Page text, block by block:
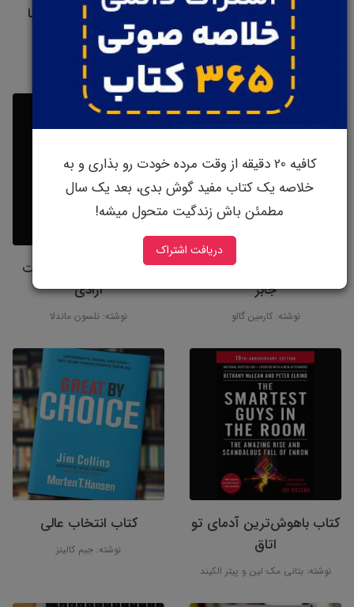
کتاب استراتژی خوب،
استراتژی بد
نوشته: ریچارد روملت
کتاب شغل مناسب شما
نوشته: پاول تایگر
کتاب رازهای سخنرانی استیو
جابز
نوشته: کارمین گالو
کتاب راه طولانی به سمت
آزادی
نوشته: نلسون ماندلا
کتاب باهوش‌ترین آدمای تو
اتاق
نوشته: بتانی مک لین و پیتر الکیند
کتاب انتخاب عالی
نوشته: جیم کالینز
کافیه 20 دقیقه از وقت مرده خودت رو بذاری و به
خلاصه یک کتاب مفید گوش بدی، بعد یک سال
مطمئن باش زندگیت متحول میشه!
دریافت اشتراک